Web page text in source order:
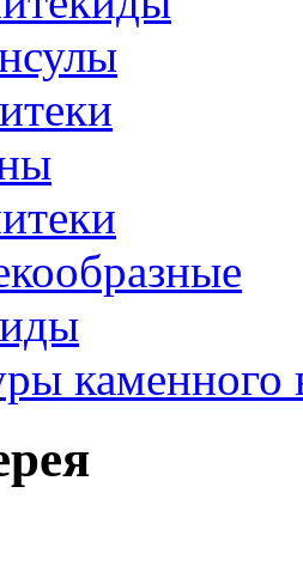
каменного